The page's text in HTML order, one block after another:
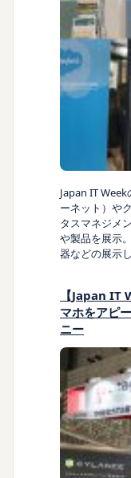
Japan IT
ーネット）や
タスマネジメ
や製品を展示
器などの展示
【Japan IT
マホをアピ
ニー